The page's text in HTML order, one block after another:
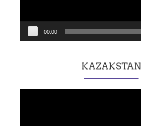
00:00
KAZAKSTAN